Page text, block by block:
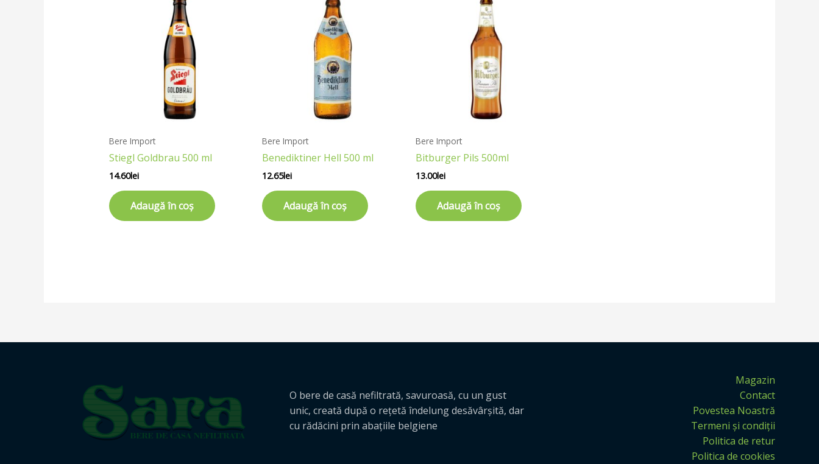
Bere Import
Stiegl Goldbrau 500 ml
14.60lei
Adaugă în coș
Bere Import
Benediktiner Hell 500 ml
12.65lei
Adaugă în coș
Bere Import
Bitburger Pils 500ml
13.00lei
Adaugă în coș
O bere de casă nefiltrată, savuroasă, cu un gust
unic, creată după o reţetă îndelung desăvârşită, dar
cu rădăcini prin abaţiile belgiene
Magazin
Contact
Povestea Noastră
Termeni și condiții
Politica de retur
Politica de cookies